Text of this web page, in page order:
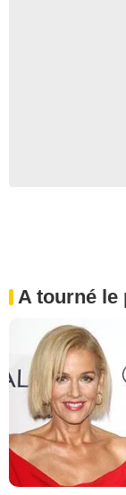
A tourné le